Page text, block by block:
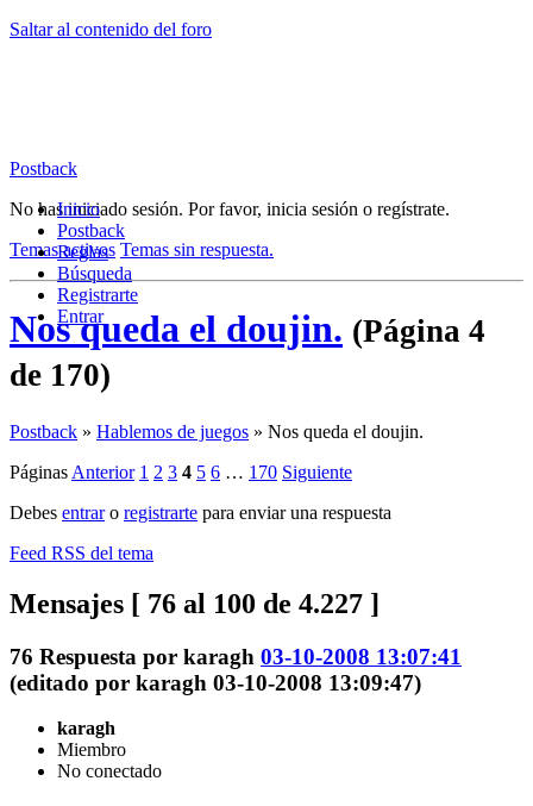
Saltar al contenido del foro
Postback
Inicio
Postback
Reglas
Búsqueda
Registrarte
Entrar
No has iniciado sesión. Por favor, inicia sesión o regístrate.
Temas activos Temas sin respuesta.
Nos queda el doujin. (Página 4
de 170)
Postback » Hablemos de juegos » Nos queda el doujin.
Páginas Anterior 1 2 3 4 5 6 … 170 Siguiente
Debes entraro registrarte para enviar una respuesta
Feed RSS del tema
Mensajes [ 76 al 100 de 4.227 ]
76 Respuesta por karagh 03-10-2008 13:07:41
(editado por karagh 03-10-2008 13:09:47)
karagh
Miembro
No conectado